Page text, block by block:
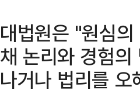
대법원은 "원심
채 논리와 경험
나거나 법리를